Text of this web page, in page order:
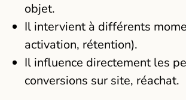
objet.
Il intervient à différents
activation, rétention).
Il influence directement les
conversions sur site, réachat.